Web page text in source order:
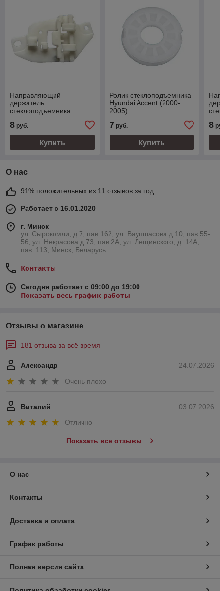
Направляющий
держатель
стеклоподъемника
2005)
8 руб.
Купить
Ролик стеклоподъемника
Hyundai Accent (2000-
2005)
7 руб.
Купить
8
О нас
91% положительных из 11 отзывов за год
Работает с 16.01.2020
г. Минск
ул. Сырокомли, д.7, пав.162, ул. Ваупшасова д.10, пав.55-
56, ул. Некрасова д.73, пав.2А, ул. Лещинского, д. 14А,
пав. 113, Минск, Беларусь
Контакты
Сегодня работает с 09:00 до 19:00
Показать весь график работы
Отзывы о магазине
181 отзыва за всё время
24.07.2026
Александр
Очень плохо
03.07.2026
Виталий
Отлично
Показать все отзывы
О нас
Контакты
Доставка и оплата
График работы
Полная версия сайта